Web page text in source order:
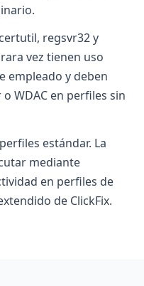
regsvr32 y
vez tienen uso
empleado y deben
WDAC en perfiles sin
estándar. La
mediante
en perfiles de
de ClickFix.